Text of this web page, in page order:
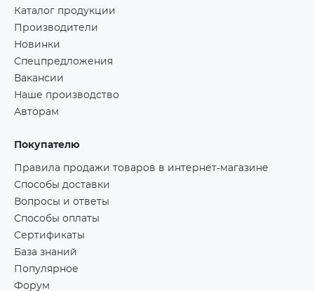
Каталог продукции
Производители
Новинки
Спецпредложения
Вакансии
Наше производство
Авторам
Покупателю
Правила продажи товаров в интернет-магазине
Способы доставки
Вопросы и ответы
Способы оплаты
Сертификаты
База знаний
Популярное
Форум